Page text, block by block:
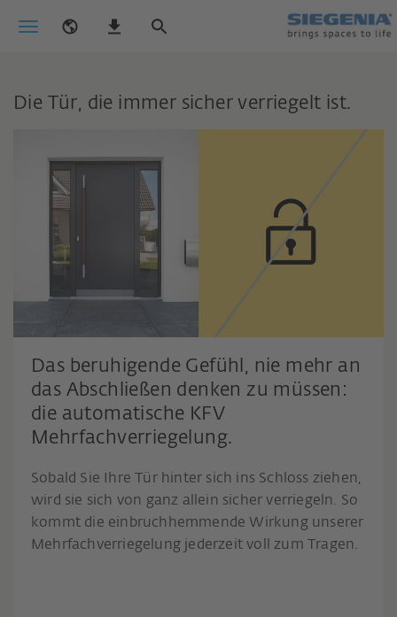
Die Tür, die immer sicher verriegelt ist.
Das beruhigende Gefühl, nie mehr an
das Abschließen denken zu müssen:
die automatische KFV
Mehrfachverriegelung.
Sobald Sie Ihre Tür hinter sich ins Schloss ziehen,
wird sie sich von ganz allein sicher verriegeln. So
kommt die einbruchhemmende Wirkung unserer
Mehrfachverriegelung jederzeit voll zum Tragen.